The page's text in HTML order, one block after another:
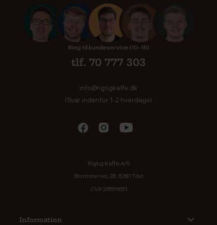
Ring til kundeservice (10-16)
tlf. 70 777 303
info@rigtigkaffe.dk
(Svar indenfor 1-2 hverdage)
Rigtig Kaffe A/S
Blomstervej 2B, 8381 Tilst
CVR 26556651
Information